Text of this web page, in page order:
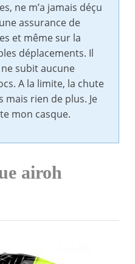
ne m’a jamais déçu
assurance de
et même sur la
déplacements. Il
subit aucune
A la limite, la chute
rien de plus. Je
mon casque.
airoh